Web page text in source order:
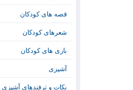
قصه های کودکان
شعرهای کودکان
بازی های کودکان
آشپزی
نکات و ترفندهای آشپزی